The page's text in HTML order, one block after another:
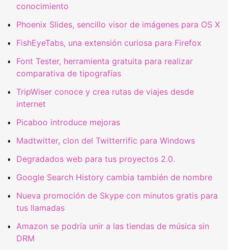
conocimiento
Phoenix Slides, sencillo visor de imágenes para OS X
FishEyeTabs, una extensión curiosa para Firefox
Font Tester, herramienta gratuita para realizar
comparativa de tipografías
TripWiser conoce y crea rutas de viajes desde
internet
Picaboo introduce mejoras
Madtwitter, clon del Twitterrific para Windows
Degradados web para tus proyectos 2.0.
Google Search History cambia también de nombre
Nueva promoción de Skype con minutos gratis para
tus llamadas
Amazon se podría unir a las tiendas de música sin
DRM